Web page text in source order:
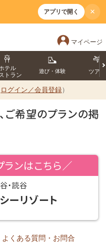
アプリで開く ×
マイページ
テル
トラン
遊び・体験 ツアー
ログイン／会員登録）
ご希望のプランの掲
ンはこちら／
・読谷
ーリゾート
よくある質問・お問合